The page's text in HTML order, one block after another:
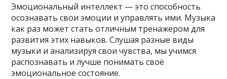
Эмоциональный интеллект — это способность
осознавать свои эмоции и управлять ими. Музыка
как раз может стать отличным тренажером для
развития этих навыков. Слушая разные виды
музыки и анализируя свои чувства, мы учимся
распознавать и лучше понимать своё
эмоциональное состояние.